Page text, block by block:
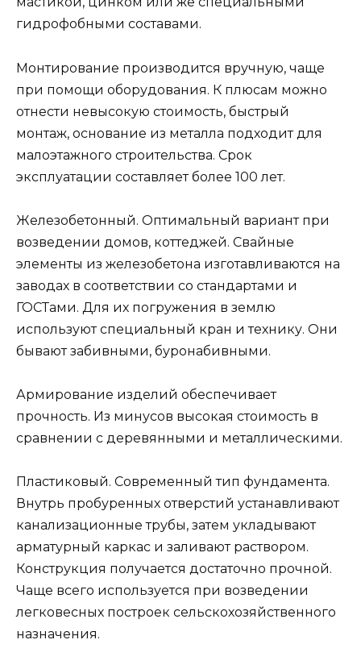
гидрофобными составами.
Монтирование производится вручную, чаще
при помощи оборудования. К плюсам можно
отнести невысокую стоимость, быстрый
монтаж, основание из металла подходит для
малоэтажного строительства. Срок
эксплуатации составляет более 100 лет.
Железобетонный. Оптимальный вариант при
возведении домов, коттеджей. Свайные
элементы из железобетона изготавливаются на
заводах в соответствии со стандартами и
ГОСТами. Для их погружения в землю
используют специальный кран и технику. Они
бывают забивными, буронабивными.
Армирование изделий обеспечивает
прочность. Из минусов высокая стоимость в
сравнении с деревянными и металлическими.
Пластиковый. Современный тип фундамента.
Внутрь пробуренных отверстий устанавливают
канализационные трубы, затем укладывают
арматурный каркас и заливают раствором.
Конструкция получается достаточно прочной.
Чаще всего используется при возведении
легковесных построек сельскохозяйственного
назначения.